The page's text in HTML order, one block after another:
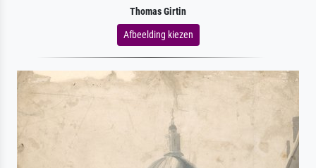
Thomas Girtin
Afbeelding kiezen